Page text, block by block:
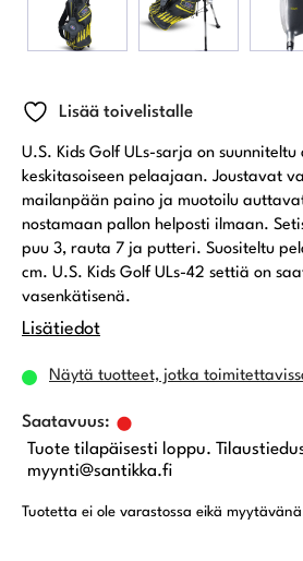
Lisää toivelistalle
U.S. Kids Golf ULs-sarja on
keskitasoiseen pelaajaan. Joustavat
mailanpään paino ja muotoilu
nostamaan pallon helposti ilmaan.
puu 3, rauta 7 ja putteri. Suositeltu
cm. U.S. Kids Golf ULs-42 settiä on
vasenkätisenä.
Lisätiedot
Näytä tuotteet, jotka
Tuote tilapäisesti loppu.
myynti@santikka.fi
Tuotetta ei ole varastossa eikä